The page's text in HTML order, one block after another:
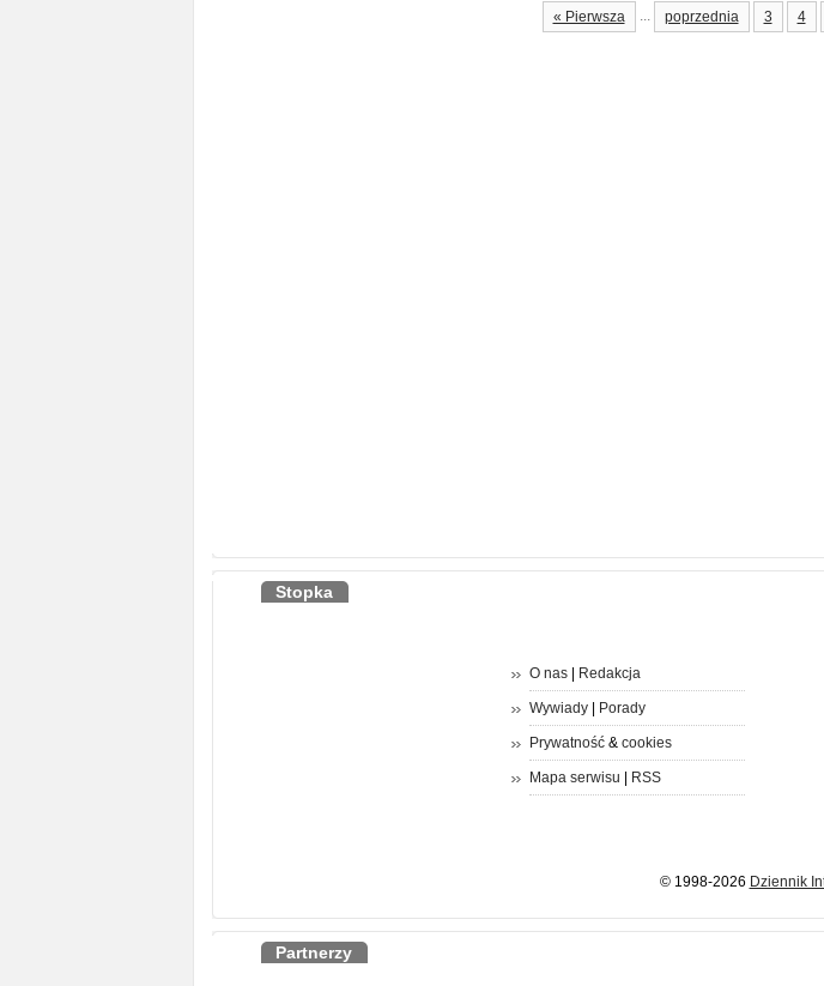
« Pierwsza ... poprzednia 3 4
Stopka
O nas| Redakcja
Wywiady| Porady
Prywatność& cookies
Mapa serwisu | RSS
© 1998-2026 Dziennik
Partnerzy